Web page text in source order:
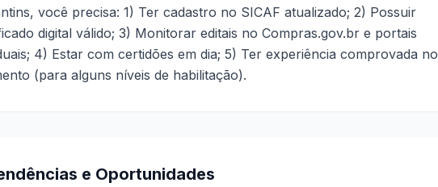
você precisa: 1) Ter cadastro no SICAF atualizado; 2) Possuir
digital válido; 3) Monitorar editais no Compras.gov.br e portais
4) Estar com certidões em dia; 5) Ter experiência comprovada no
(para alguns níveis de habilitação).
e Oportunidades